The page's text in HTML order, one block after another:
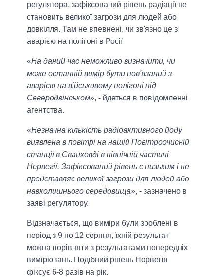
регулятора, зафіксований рівень радіації не
становить великої загрози для людей або
довкілля. Там не впевнені, чи зв'язно це з
аварією на полігоні в Росії
«На даний час неможливо визначити, чи
може останній вимір бути пов'язаний з
аварією на військовому полігоні під
Северодвінськом», - йдеться в повідомленні
агентства.
«Незначна кількість радіоактивного йоду
виявлена в повітрі на нашій Повітроочисній
станції в Сванховді в північній частині
Норвегії. Зафіксований рівень є низьким і не
представляє великої загрози для людей або
навколишнього середовища», - зазначено в
заяві регулятору.
Відзначається, що виміри були зроблені в
період з 9 по 12 серпня, їхній результат
можна порівняти з результатами попередніх
вимірювань. Подібний рівень Норвегія
фіксує 6-8 разів на рік.